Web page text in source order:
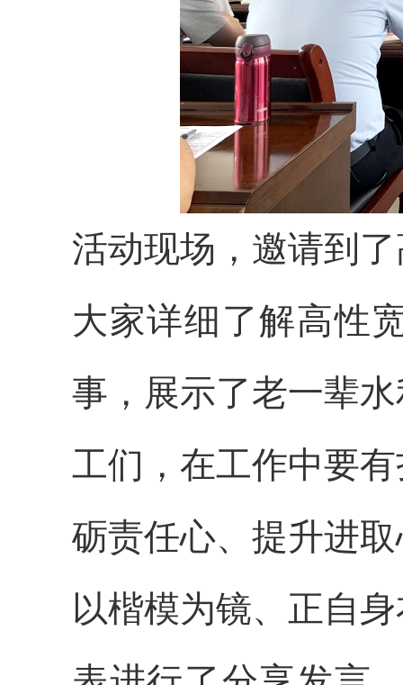
活动现场，邀请到
大家详细了解高性
事，展示了老一辈
工们，在工作中要
砺责任心、提升进
以楷模为镜、正自